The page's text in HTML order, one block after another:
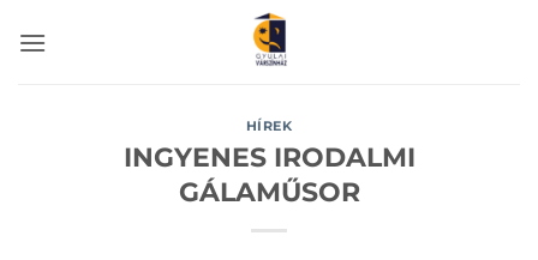
HÍREK
INGYENES IRODALMI
GÁLAMŰSOR